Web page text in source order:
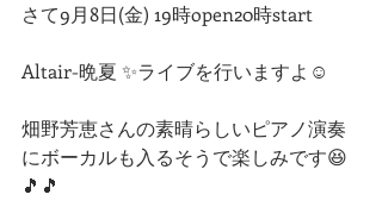
さて9月8日(金) 19時open20時start
Altair-晩夏 ✨ライブを行いますよ☺
畑野芳恵さんの素晴らしいピアノ演奏
にボーカルも入るそうで楽しみです😆
🎵🎵